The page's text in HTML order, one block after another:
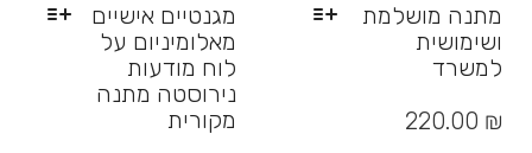
מגנטיים אישיים
מאלומיניום על
לוח מודעות
נירוסטה מתנה
מקורית
מתנה מושלמת
ושימושית
למשרד
זה 220.00 ₪